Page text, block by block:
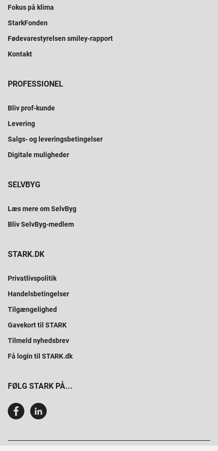
Fokus på klima
StarkFonden
Fødevarestyrelsen smiley-rapport
Kontakt
PROFESSIONEL
Bliv prof-kunde
Levering
Salgs- og leveringsbetingelser
Digitale muligheder
SELVBYG
Læs mere om SelvByg
Bliv SelvByg-medlem
STARK.DK
Privatlivspolitik
Handelsbetingelser
Tilgængelighed
Gavekort til STARK
Tilmeld nyhedsbrev
Få login til STARK.dk
FØLG STARK PÅ...